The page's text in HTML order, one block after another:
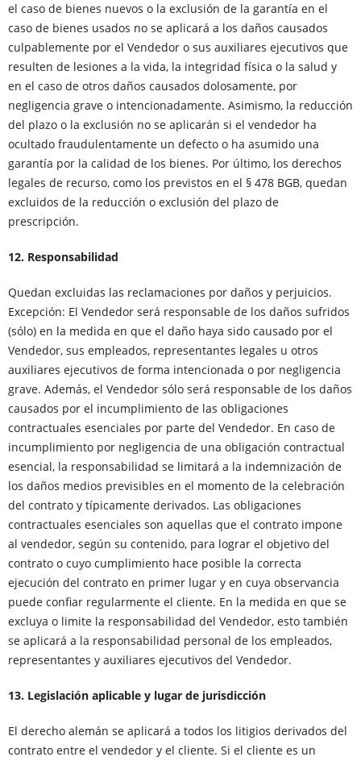
el caso de bienes nuevos o la exclusión de la garantía en el
caso de bienes usados no se aplicará a los daños causados
culpablemente por el Vendedor o sus auxiliares ejecutivos que
resulten de lesiones a la vida, la integridad física o la salud y
en el caso de otros daños causados dolosamente, por
negligencia grave o intencionadamente. Asimismo, la reducción
del plazo o la exclusión no se aplicarán si el vendedor ha
ocultado fraudulentamente un defecto o ha asumido una
garantía por la calidad de los bienes. Por último, los derechos
legales de recurso, como los previstos en el § 478 BGB, quedan
excluidos de la reducción o exclusión del plazo de
prescripción.
12. Responsabilidad
Quedan excluidas las reclamaciones por daños y perjuicios.
Excepción: El Vendedor será responsable de los daños sufridos
(sólo) en la medida en que el daño haya sido causado por el
Vendedor, sus empleados, representantes legales u otros
auxiliares ejecutivos de forma intencionada o por negligencia
grave. Además, el Vendedor sólo será responsable de los daños
causados por el incumplimiento de las obligaciones
contractuales esenciales por parte del Vendedor. En caso de
incumplimiento por negligencia de una obligación contractual
esencial, la responsabilidad se limitará a la indemnización de
los daños medios previsibles en el momento de la celebración
del contrato y típicamente derivados. Las obligaciones
contractuales esenciales son aquellas que el contrato impone
al vendedor, según su contenido, para lograr el objetivo del
contrato o cuyo cumplimiento hace posible la correcta
ejecución del contrato en primer lugar y en cuya observancia
puede confiar regularmente el cliente. En la medida en que se
excluya o limite la responsabilidad del Vendedor, esto también
se aplicará a la responsabilidad personal de los empleados,
representantes y auxiliares ejecutivos del Vendedor.
13. Legislación aplicable y lugar de jurisdicción
El derecho alemán se aplicará a todos los litigios derivados del
contrato entre el vendedor y el cliente. Si el cliente es un